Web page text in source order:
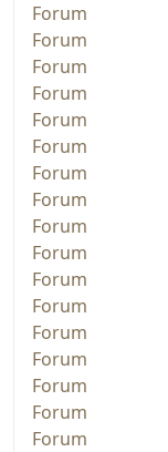
Forum
Forum
Forum
Forum
Forum
Forum
Forum
Forum
Forum
Forum
Forum
Forum
Forum
Forum
Forum
Forum
Forum